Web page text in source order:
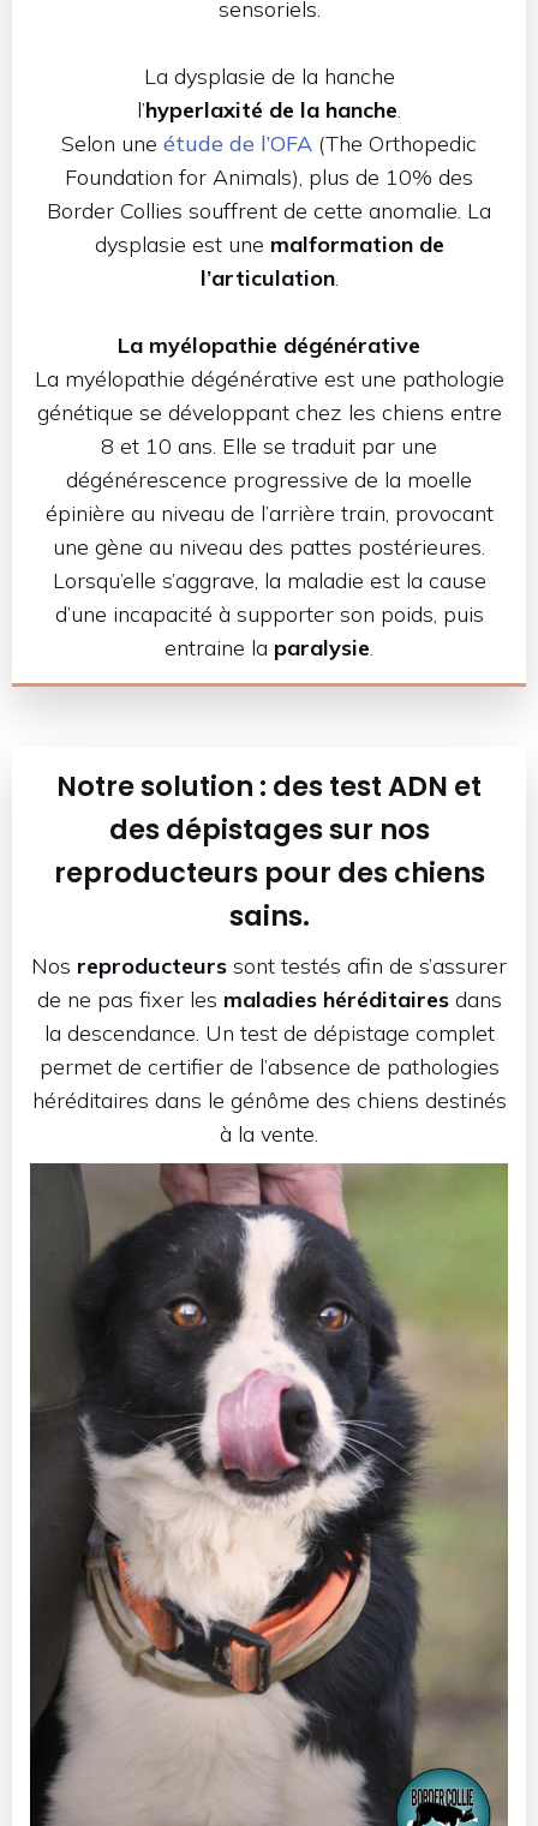
sensoriels.
La dysplasie de la hanche
l’hyperlaxité de la hanche.
Selon une étude de l’OFA (The Orthopedic
Foundation for Animals), plus de 10% des
Border Collies souffrent de cette anomalie. La
dysplasie est une malformation de
l’articulation.
La myélopathie dégénérative
La myélopathie dégénérative est une pathologie
génétique se développant chez les chiens entre
8 et 10 ans. Elle se traduit par une
dégénérescence progressive de la moelle
épinière au niveau de l’arrière train, provocant
une gène au niveau des pattes postérieures.
Lorsqu’elle s’aggrave, la maladie est la cause
d’une incapacité à supporter son poids, puis
entraine la paralysie.
Notre solution : des test ADN et
des dépistages sur nos
reproducteurs pour des chiens
sains.
Nos reproducteurs sont testés afin de s’assurer
de ne pas fixer les maladies héréditairesdans
la descendance. Un test de dépistage complet
permet de certifier de l’absence de pathologies
héréditaires dans le génôme des chiens destinés
à la vente.